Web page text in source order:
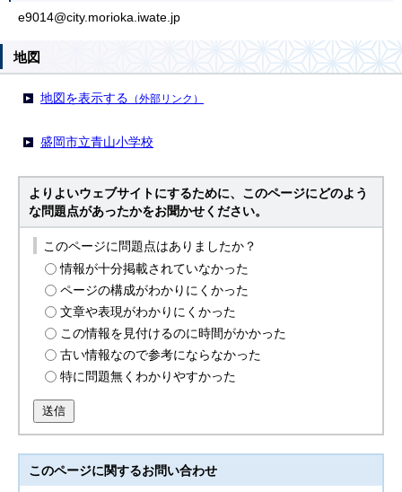
e9014@city.morioka.iwate.jp
地図
地図を表示する （外部リンク）
盛岡市立青山小学校
よりよいウェブサイトにするために、このページにどのよう
な問題点があったかをお聞かせください。
このページに問題点はありましたか？
情報が十分掲載されていなかった
ページの構成がわかりにくかった
文章や表現がわかりにくかった
この情報を見付けるのに時間がかかった
古い情報なので参考にならなかった
特に問題無くわかりやすかった
送信
このページに関するお問い合わせ